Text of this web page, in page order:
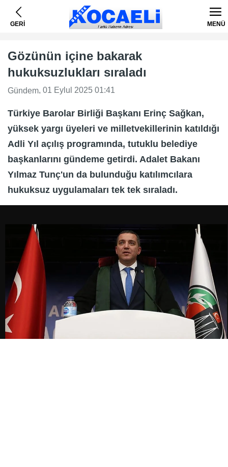
GERİ MENÜ
Gözünün içine bakarak
hukuksuzlukları sıraladı
Gündem, 01 Eylul 2025 01:41
Türkiye Barolar Birliği Başkanı Erinç Sağkan,
yüksek yargı üyeleri ve milletvekillerinin katıldığı
Adli Yıl açılış programında, tutuklu belediye
başkanlarını gündeme getirdi. Adalet Bakanı
Yılmaz Tunç'un da bulunduğu katılımcılara
hukuksuz uygulamaları tek tek sıraladı.